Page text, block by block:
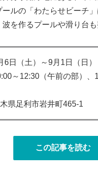
ールの「わたらせビーチ
を作るプールや滑り台も
6日（土）～9月1日（日）
～12:30（午前の部）、
県足利市岩井町465-1
この記事を読む